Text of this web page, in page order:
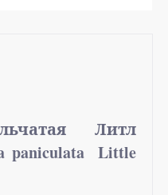
Литл
paniculata
Little